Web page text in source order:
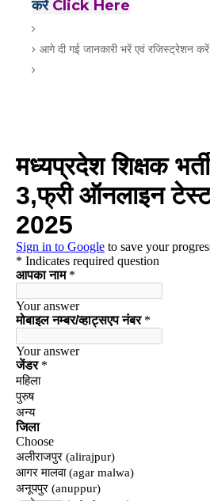
करेंClick Here
आगे दी गई जानकारी भरें एवं रजिस्ट्रेशन करें